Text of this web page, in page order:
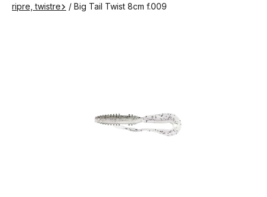
ripre, twistre
/ Big Tail Twist 8cm f.009